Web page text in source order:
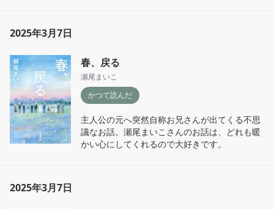
2025年3月7日
春、戻る
瀬尾まいこ
かつて読んだ
主人公の元へ突然自称お兄さんが出てくる不思
議なお話。瀬尾まいこさんのお話は、どれも暖
かい心にしてくれるので大好きです。
2025年3月7日